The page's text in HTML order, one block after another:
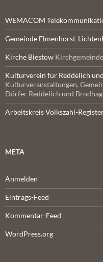
WEMACOM
Gemeinde Elmenhorst-
Kirche Biestow
Kulturverein für Reddelich
Kulturveranstaltungen,
Dörfer Reddelich und
Arbeitskreis Volkszahl-
META
Anmelden
Eintrags-Feed
Kommentar-Feed
WordPress.org